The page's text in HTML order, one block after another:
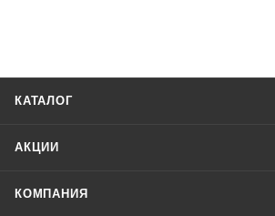
КАТАЛОГ
АКЦИИ
КОМПАНИЯ